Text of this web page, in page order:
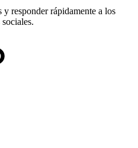
y responder rápidamente a los